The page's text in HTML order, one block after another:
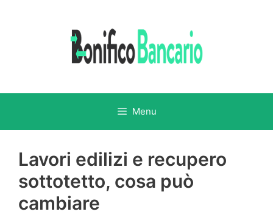
Menu
Lavori edilizi e recupero
sottotetto, cosa può
cambiare